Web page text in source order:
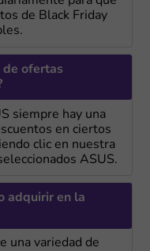
de Black Friday
de ofertas
siempre hay una
en ciertos
clic en nuestra
ASUS.
adquirir en la
una variedad de